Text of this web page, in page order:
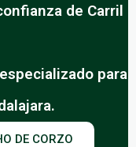
de Carril
para
DE CORZO